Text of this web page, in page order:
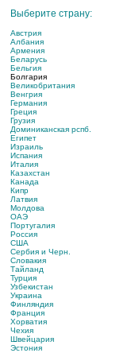
Выберите страну:
Австрия
Албания
Армения
Беларусь
Бельгия
Болгария
Великобритания
Венгрия
Германия
Греция
Грузия
Доминиканская рспб.
Египет
Израиль
Испания
Италия
Казахстан
Канада
Кипр
Латвия
Молдова
ОАЭ
Португалия
Россия
США
Сербия и Черн.
Словакия
Тайланд
Турция
Узбекистан
Украина
Финляндия
Франция
Хорватия
Чехия
Швейцария
Эстония